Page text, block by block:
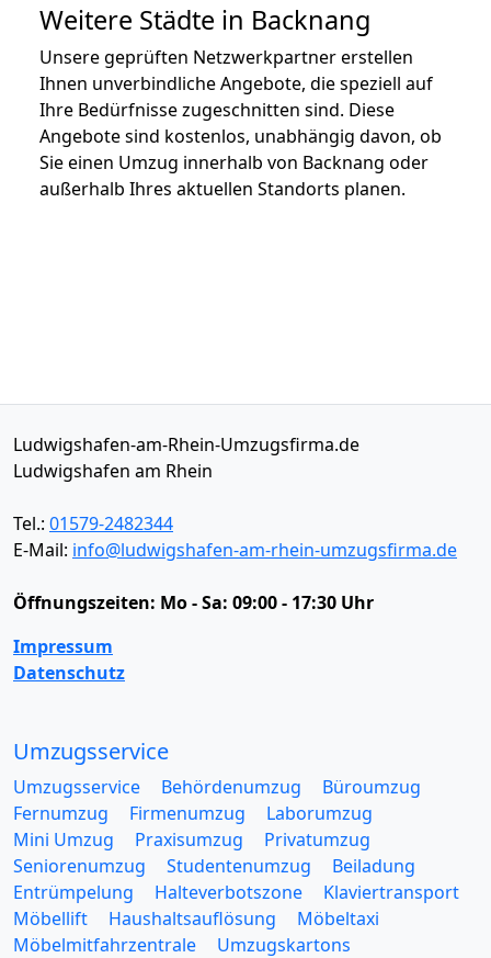
Weitere Städte in Backnang
Unsere geprüften Netzwerkpartner erstellen
Ihnen unverbindliche Angebote, die speziell auf
Ihre Bedürfnisse zugeschnitten sind. Diese
Angebote sind kostenlos, unabhängig davon, ob
Sie einen Umzug innerhalb von Backnang oder
außerhalb Ihres aktuellen Standorts planen.
Ludwigshafen-am-Rhein-Umzugsfirma.de
Ludwigshafen am Rhein
Tel.: 01579-2482344
E-Mail: info@ludwigshafen-am-rhein-umzugsfirma.de
Öffnungszeiten: Mo - Sa: 09:00 - 17:30 Uhr
Impressum
Datenschutz
Umzugsservice
Umzugsservice Behördenumzug
Büroumzug
Fernumzug
Firmenumzug
Laborumzug
Mini Umzug
Praxisumzug
Privatumzug
Seniorenumzug
Studentenumzug
Beiladung
Entrümpelung
Halteverbotszone
Klaviertransport
Möbellift
Haushaltsauflösung
Möbeltaxi
Möbelmitfahrzentrale
Umzugskartons